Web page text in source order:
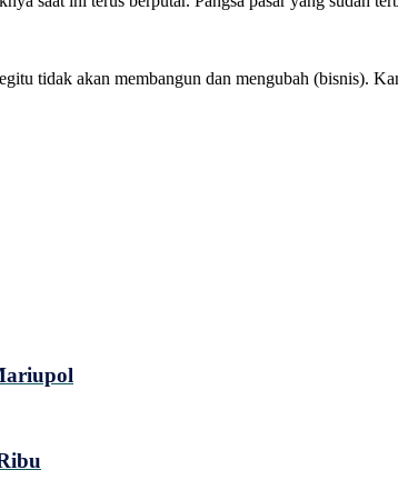
tidak akan membangun dan mengubah (bisnis).